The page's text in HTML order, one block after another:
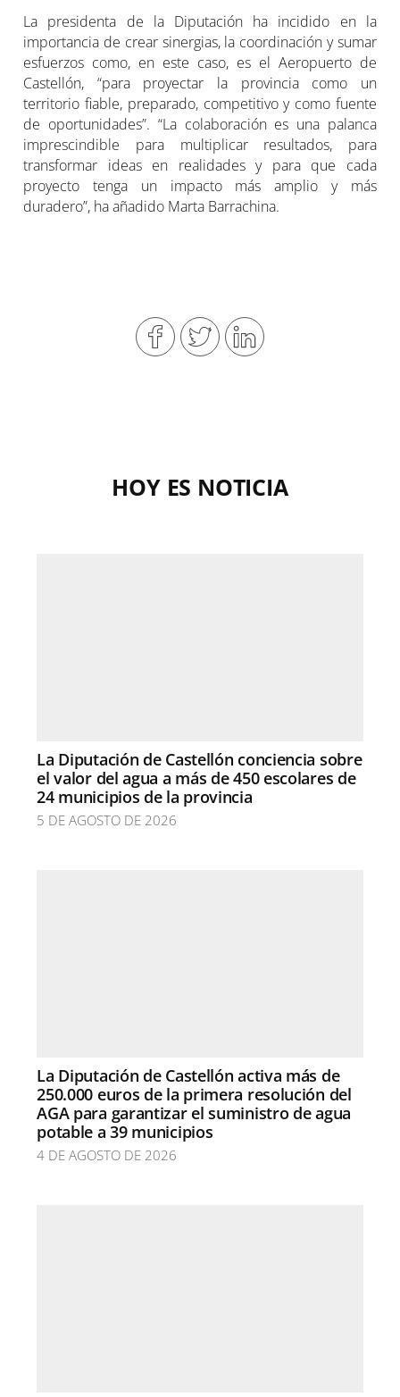
La presidenta de la Diputación ha incidido en la
importancia de crear sinergias, la coordinación y sumar
esfuerzos como, en este caso, es el Aeropuerto de
Castellón, “para proyectar la provincia como un
territorio fiable, preparado, competitivo y como fuente
de oportunidades”. “La colaboración es una palanca
imprescindible para multiplicar resultados, para
transformar ideas en realidades y para que cada
proyecto tenga un impacto más amplio y más
duradero”, ha añadido Marta Barrachina.
HOY ES NOTICIA
La Diputación de Castellón conciencia sobre
el valor del agua a más de 450 escolares de
24 municipios de la provincia
5 DE AGOSTO DE 2026
La Diputación de Castellón activa más de
250.000 euros de la primera resolución del
AGA para garantizar el suministro de agua
potable a 39 municipios
4 DE AGOSTO DE 2026